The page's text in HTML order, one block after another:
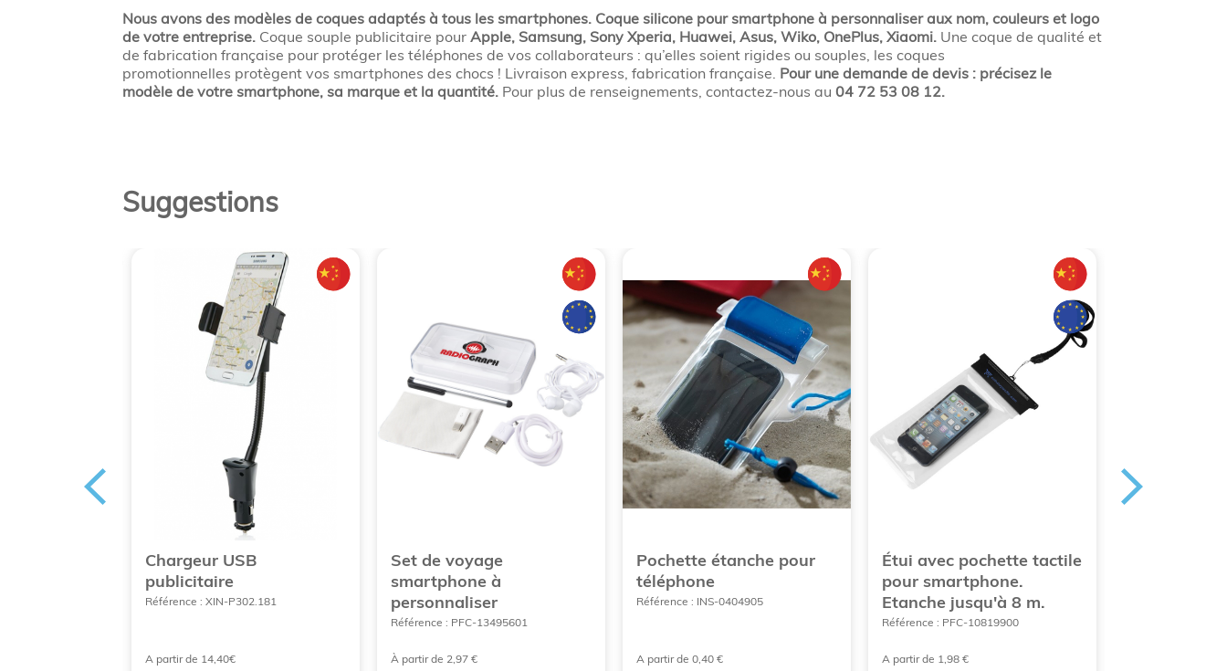
Nous avons des modèles de coques adaptés à tous les smartphones. Coque silicone pour smartphone à personnaliser aux nom, couleurs et logo
de votre entreprise. Coque souple publicitaire pourApple, Samsung, Sony Xperia, Huawei, Asus, Wiko, OnePlus, Xiaomi. Une coque de qualité et
de fabrication française pour protéger les téléphones de vos collaborateurs : qu’elles soient rigides ou souples, les coques
promotionnelles protègent vos smartphones des chocs ! Livraison express, fabrication française. Pour une demande de devis : précisez le
modèle de votre smartphone, sa marque et la quantité. Pour plus de renseignements, contactez-nous au04 72 53 08 12.
Suggestions
Chargeur USB
publicitaire
Référence : XIN-P302.181
A partir de 14,40€
Set de voyage
smartphone à
personnaliser
Référence : PFC-13495601
À partir de 2,97 €
Pochette étanche pour
téléphone
Référence : INS-0404905
A partir de 0,40 €
Étui avec pochette tactile
pour smartphone.
Etanche jusqu'à 8 m.
Référence : PFC-10819900
A partir de 1,98 €